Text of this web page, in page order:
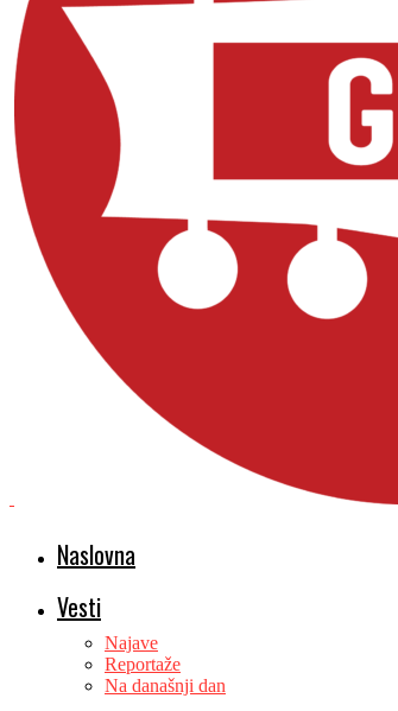
Naslovna
Vesti
Najave
Reportaže
Na današnji dan